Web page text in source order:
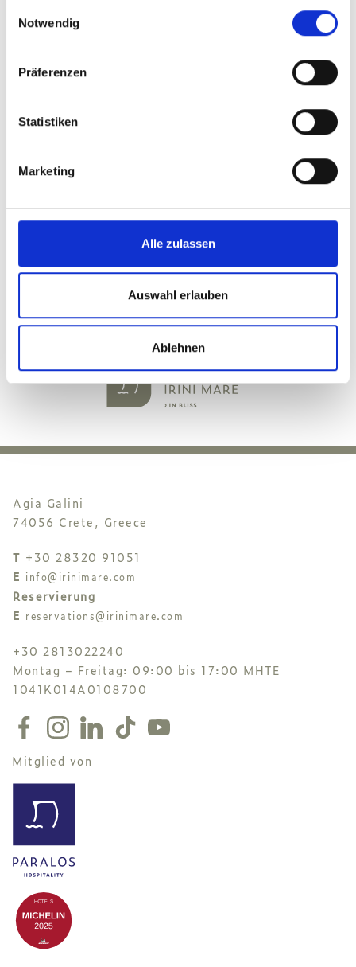
Notwendig
Präferenzen
Statistiken
Marketing
Alle zulassen
Auswahl erlauben
Ablehnen
Agia Galini
74056 Crete, Greece
T +30 28320 91051
E info@irinimare.com
Reservierung
E reservations@irinimare.com
+30 2813022240
Montag – Freitag: 09:00 bis 17:00 MHTE
1041K014A0108700
Mitglied von